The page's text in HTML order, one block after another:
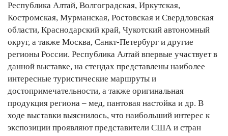
Республика Алтай, Волгоградская, Иркутская,
Костромская, Мурманская, Ростовская и Свердловская
области, Краснодарский край, Чукотский автономный
округ, а также Москва, Санкт-Петербург и другие
регионы России. Республика Алтай впервые участвует в
данной выставке, на стендах представлены наиболее
интересные туристические маршруты и
достопримечательности, а также оригинальная
продукция региона – мед, пантовая настойка и др. В
ходе выставки выяснилось, что наибольший интерес к
экспозиции проявляют представители США и стран